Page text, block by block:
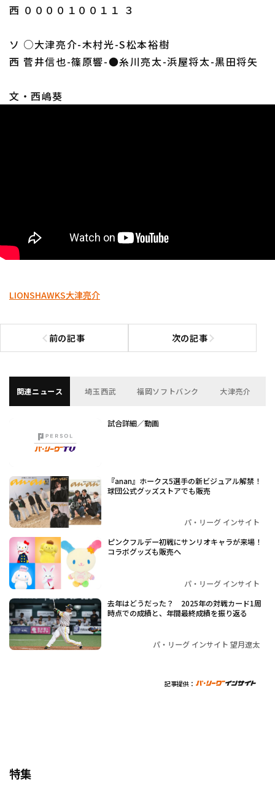
西 ００００１００１１ ３
ソ ○大津亮介-木村光-S松本裕樹
西 菅井信也-篠原響-●糸川亮太-浜屋将太-黒田将矢
文・西嶋葵
LIONSHAWKS大津亮介
前の記事
前の記事へ 次の記事次の記事へ
関連ニュース 埼玉西武 福岡ソフトバンク 大津亮介
試合詳細／動画
『anan』ホークス5選手の新ビジュアル解禁！
球団公式グッズストアでも販売
パ・リーグ インサイト
ピンクフルデー初戦にサンリオキャラが来場！
コラボグッズも販売へ
パ・リーグ インサイト
去年はどうだった？ 2025年の対戦カード1周
時点での成績と、年間最終成績を振り返る
パ・リーグ インサイト 望月遼太
記事提供：
特集